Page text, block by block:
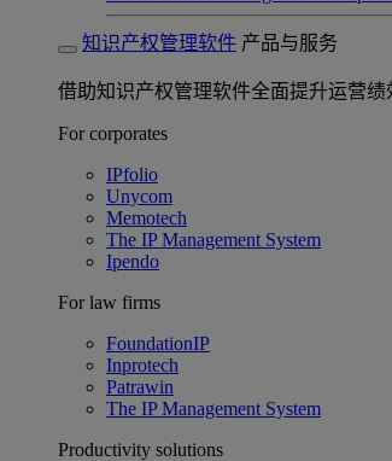
知识产权管理软件 产品与服务
借助知识产权管理软件全面提升运营
For corporates
IPfolio
Unycom
Memotech
The IP Management System
Ipendo
For law firms
FoundationIP
Inprotech
Patrawin
The IP Management System
Productivity solutions